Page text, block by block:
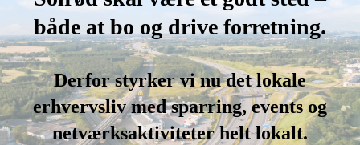
både at bo og drive forretning.
Derfor styrker vi nu det lokale
erhvervsliv med sparring, events og
netværksaktiviteter helt lokalt.